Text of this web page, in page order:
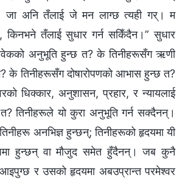
जा अनि तँलाई जे मन लाग्छ त्यही गर्। म
किनभने तँलाई सुधार गर्न सकिँदैन।” सुधार
अनुभूति हुन्छ त? के तिनीहरूसँग ऋणी
के तिनीहरूसँग दोषारोपणको आभास हुन्छ त?
धिक्कार, अनुशासन, प्रहार, र न्यायलाई
तिनीहरूले यो कुरा अनुभूति गर्न सक्दैनन्।
अनभिज्ञ हुन्छन्; तिनीहरूको हृदयमा यी
हुन्छन् वा मौजुद समेत हुँदैनन्। जब कुनै
र उसको हृदयमा अबउप्रान्त परमेश्‍वर